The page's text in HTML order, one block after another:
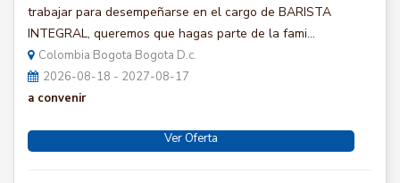
trabajar para desempeñarse en el cargo de BARISTA
INTEGRAL, queremos que hagas parte de la fami...
Colombia Bogota Bogota D.c.
2026-08-18 - 2027-08-17
a convenir
Ver Oferta